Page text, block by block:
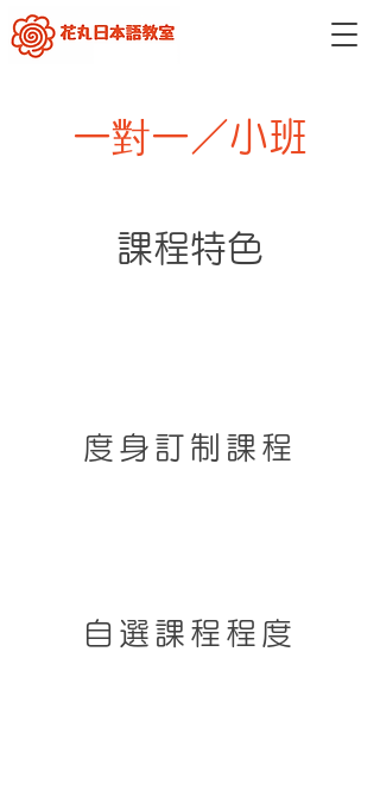
一對一／小班
​課程特色
度身訂制課程
自選課程程度